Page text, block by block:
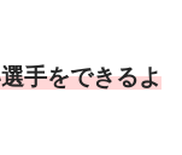
手をできるよ